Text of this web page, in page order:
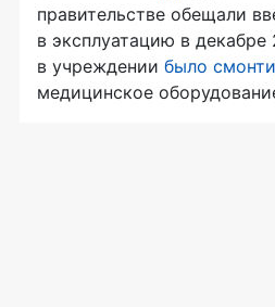
правительстве обещали
в эксплуатацию в
в учреждении было
медицинское